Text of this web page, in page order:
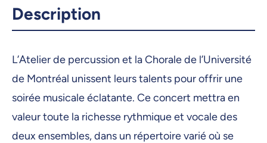
Description
L’Atelier de percussion et la Chorale de l’Université
de Montréal unissent leurs talents pour offrir une
soirée musicale éclatante. Ce concert mettra en
valeur toute la richesse rythmique et vocale des
deux ensembles, dans un répertoire varié où se